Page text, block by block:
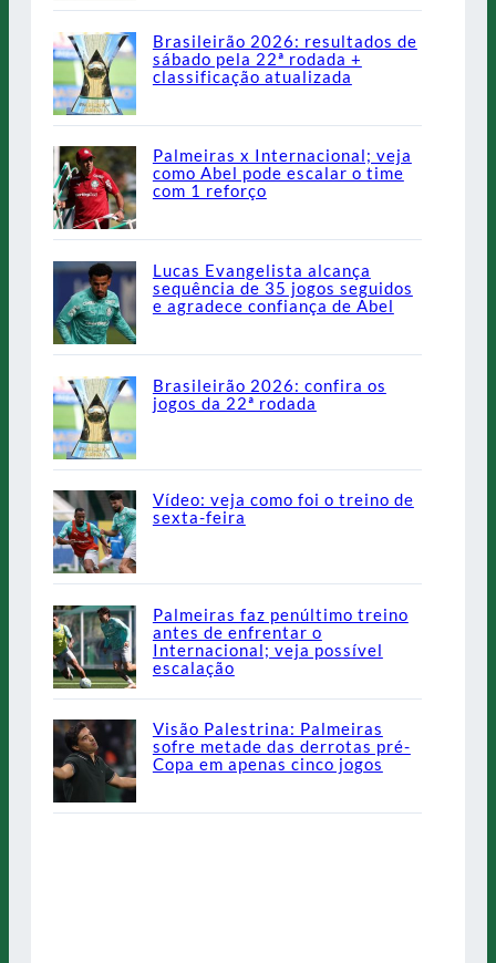
Brasileirão 2026: resultados de
sábado pela 22ª rodada +
classificação atualizada
Palmeiras x Internacional; veja
como Abel pode escalar o time
com 1 reforço
Lucas Evangelista alcança
sequência de 35 jogos seguidos
e agradece confiança de Abel
Brasileirão 2026: confira os
jogos da 22ª rodada
Vídeo: veja como foi o treino de
sexta-feira
Palmeiras faz penúltimo treino
antes de enfrentar o
Internacional; veja possível
escalação
Visão Palestrina: Palmeiras
sofre metade das derrotas pré-
Copa em apenas cinco jogos